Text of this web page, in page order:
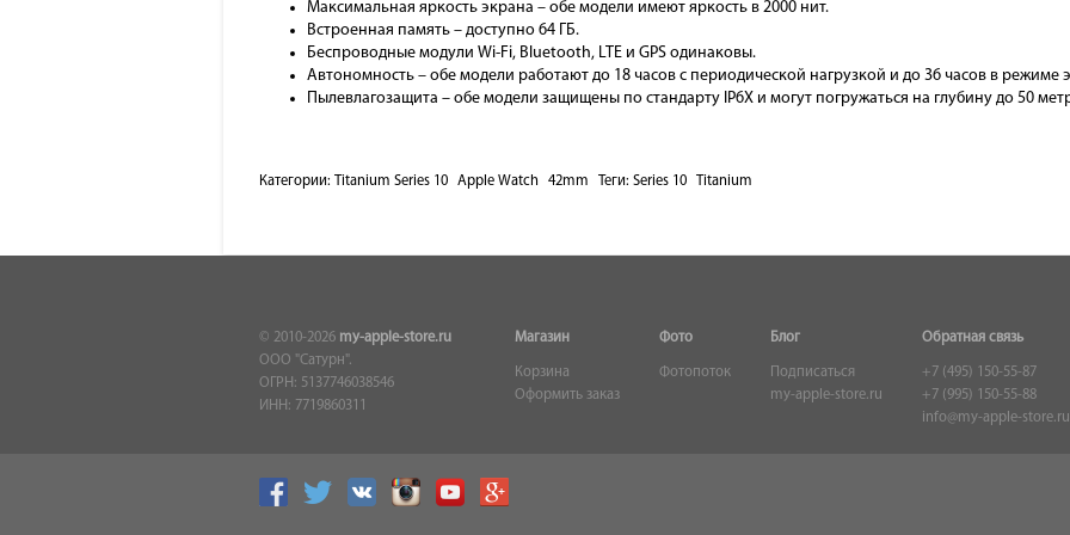
Максимальная яркость экрана – обе модели имеют яркость в 2000 нит.
Встроенная память – доступно 64 ГБ.
Беспроводные модули Wi-Fi, Bluetooth, LTE и GPS одинаковы.
Автономность – обе модели работают до 18 часов с периодической нагрузкой и до 36 часов в режиме
Пылевлагозащита – обе модели защищены по стандарту IP6X и могут погружаться на глубину до 50
Категории: Titanium Series 10 Apple Watch 42mm Теги: Series 10 Titanium
© 2010-2026 my-apple-store.ru
ООО "Сатурн".
ОГРН: 5137746038546
ИНН: 7719860311
Магазин
Корзина
Оформить заказ
Фото
Фотопоток
Блог
Подписаться
my-apple-store.ru
Обратная связь
+7 (495) 150-55-87
+7 (995) 150-55-88
info@my-apple-store.ru